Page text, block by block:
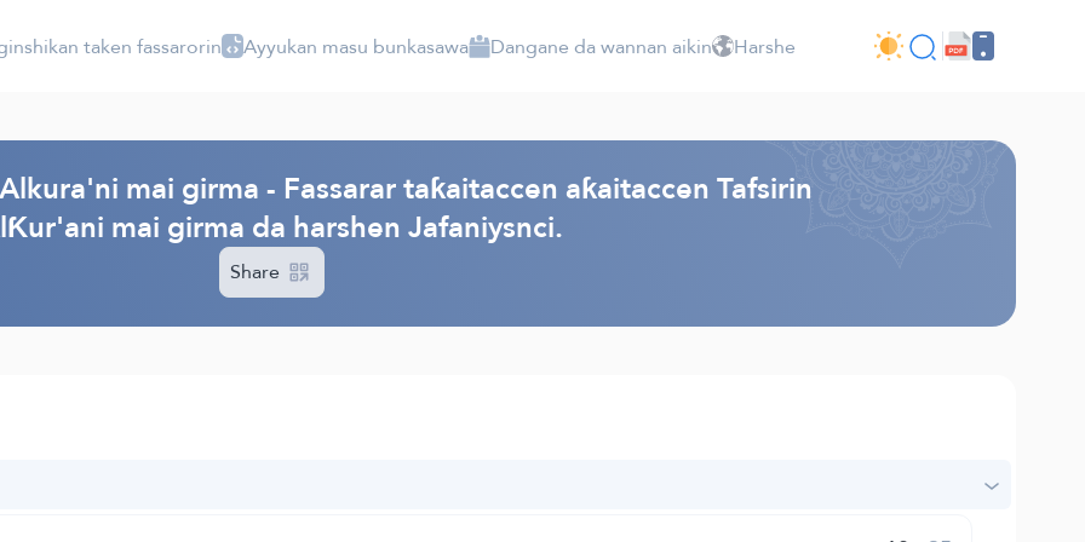
taken fassarorin Ayyukan masu bunkasawa Dangane da wannan aikin Harshe
mai girma - Fassarar taƙaitaccen aƙaitaccen Tafsirin
mai girma da harshen Jafaniysnci.
Share